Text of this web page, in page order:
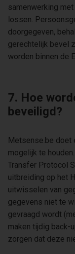
samenwerking
lossen.
doorgegeven,
gerechtelijk bevel
worden binnen de
7. Hoe
beveiligd?
Metsense.be doet
mogelijk te
Transfer Protocol
uitbreiding op het
uitwisselen van
gegevens niet te
gevraagd wordt
maken tijdig back-
zorgen dat deze